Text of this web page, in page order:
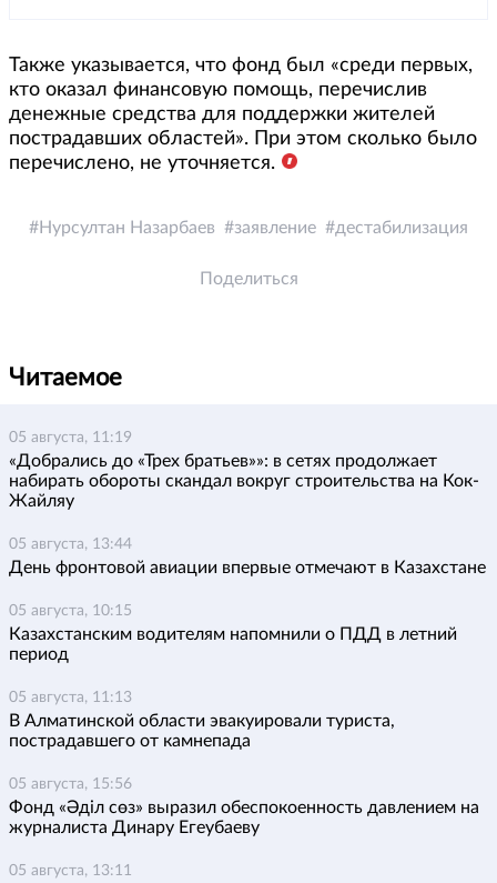
Также указывается, что фонд был «среди первых,
кто оказал финансовую помощь, перечислив
денежные средства для поддержки жителей
пострадавших областей». При этом сколько было
перечислено, не уточняется.
Нурсултан Назарбаев заявление дестабилизация
Поделиться
Читаемое
05 августа, 11:19
«Добрались до «Трех братьев»»: в сетях продолжает
набирать обороты скандал вокруг строительства на Кок-
Жайляу
05 августа, 13:44
День фронтовой авиации впервые отмечают в Казахстане
05 августа, 10:15
Казахстанским водителям напомнили о ПДД в летний
период
05 августа, 11:13
В Алматинской области эвакуировали туриста,
пострадавшего от камнепада
05 августа, 15:56
Фонд «Әділ сөз» выразил обеспокоенность давлением на
журналиста Динару Егеубаеву
05 августа, 13:11